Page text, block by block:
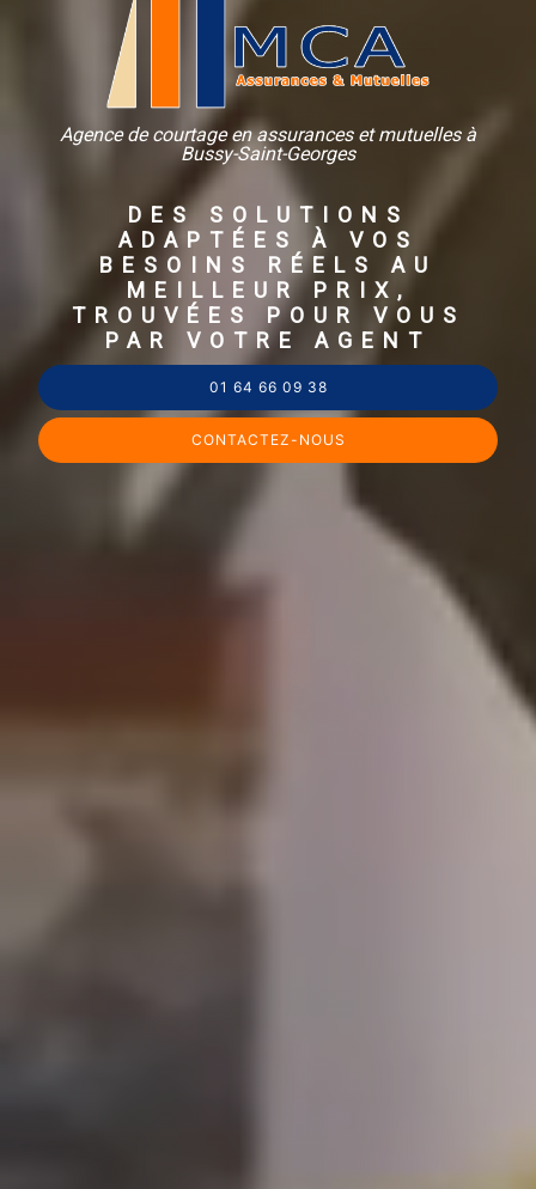
Agence de courtage en assurances et mutuelles à
Bussy-Saint-Georges
DES SOLUTIONS
ADAPTÉES À VOS
BESOINS RÉELS AU
MEILLEUR PRIX,
TROUVÉES POUR VOUS
PAR VOTRE AGENT
01 64 66 09 38
CONTACTEZ-NOUS